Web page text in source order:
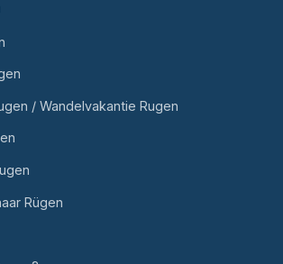
/ Wandelvakantie Rugen
Rügen